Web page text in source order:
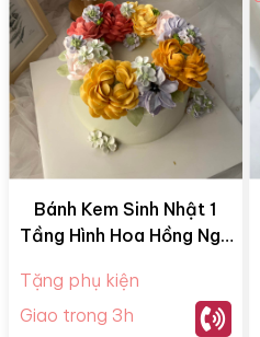
Bánh Kem Sinh Nhật 1
Tầng Hình Hoa Hồng Ngũ
Tặng phụ kiện
Giao trong 3h